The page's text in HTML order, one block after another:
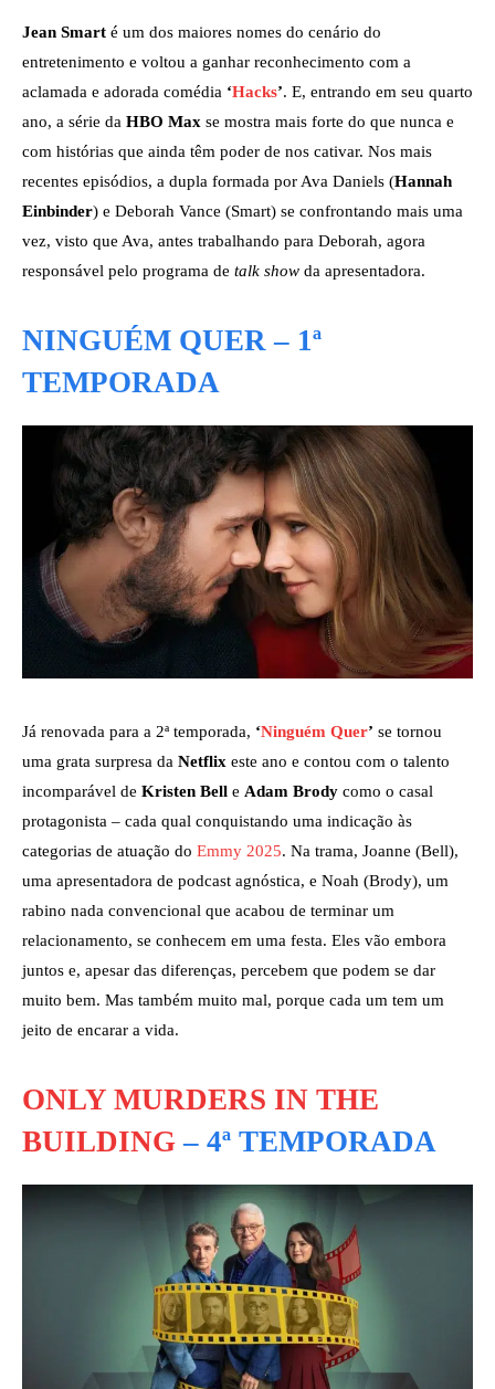
Jean Smart é um dos maiores nomes do cenário do
entretenimento e voltou a ganhar reconhecimento com a
aclamada e adorada comédia ‘Hacks’. E, entrando em seu quarto
ano, a série da HBO Max se mostra mais forte do que nunca e
com histórias que ainda têm poder de nos cativar. Nos mais
recentes episódios, a dupla formada por Ava Daniels (Hannah
Einbinder) e Deborah Vance (Smart) se confrontando mais uma
vez, visto que Ava, antes trabalhando para Deborah, agora
responsável pelo programa de talk show da apresentadora.
NINGUÉM QUER – 1ª
TEMPORADA
Já renovada para a 2ª temporada, ‘Ninguém Quer’ se tornou
uma grata surpresa da Netflix este ano e contou com o talento
incomparável de Kristen Bell e Adam Brody como o casal
protagonista – cada qual conquistando uma indicação às
categorias de atuação do Emmy 2025. Na trama, Joanne (Bell),
uma apresentadora de podcast agnóstica, e Noah (Brody), um
rabino nada convencional que acabou de terminar um
relacionamento, se conhecem em uma festa. Eles vão embora
juntos e, apesar das diferenças, percebem que podem se dar
muito bem. Mas também muito mal, porque cada um tem um
jeito de encarar a vida.
ONLY MURDERS IN THE
BUILDING – 4ª TEMPORADA